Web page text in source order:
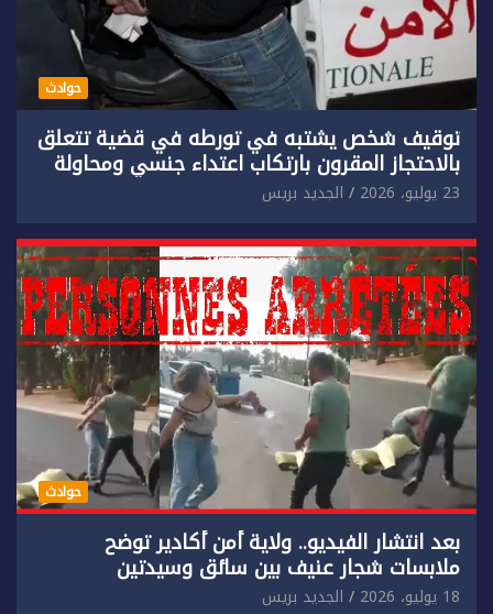
حوادث
توقيف شخص يشتبه في تورطه في قضية تتعلق
بالاحتجاز المقرون بارتكاب اعتداء جنسي ومحاولة
إضرام النار عمدا.
23 يوليو، 2026 الجديد بريس
حوادث
بعد انتشار الفيديو.. ولاية أمن أكادير توضح
ملابسات شجار عنيف بين سائق وسيدتين
18 يوليو، 2026 الجديد بريس